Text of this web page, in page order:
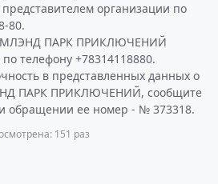
организации по
80.
ПАРК ПРИКЛЮЧЕНИЙ
телефону +78314118880.
в представленных данных о
ПАРК ПРИКЛЮЧЕНИЙ, сообщите
обращении ее номер - № 373318.
151 раз